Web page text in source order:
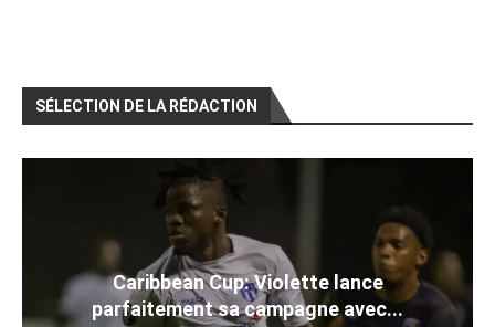
SÉLECTION DE LA RÉDACTION
Caribbean Cup: Violette lance
parfaitement sa campagne avec...